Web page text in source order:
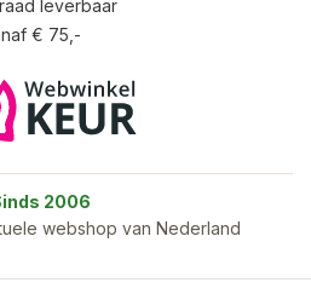
leverbaar
€ 75,-
2006
webshop van Nederland